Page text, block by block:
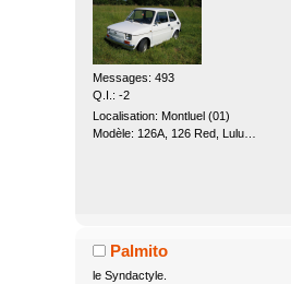
Messages: 493
Q.I.: -2
Localisation: Montluel (01)
Modèle: 126A, 126 Red, Lulu…
Palmito
le Syndactyle.